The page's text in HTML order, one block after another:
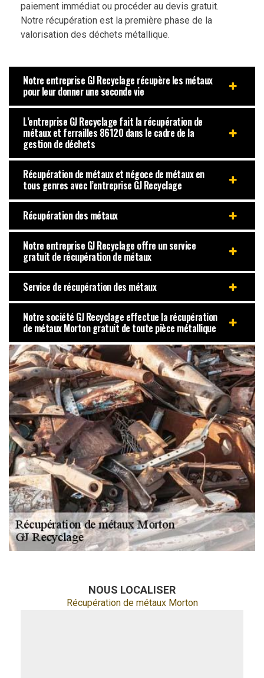
paiement immédiat ou procéder au devis gratuit.
Notre récupération est la première phase de la
valorisation des déchets métallique.
Notre entreprise GJ Recyclage récupère les métaux
pour leur donner une seconde vie
L’entreprise GJ Recyclage fait la récupération de
métaux et ferrailles 86120 dans le cadre de la
gestion de déchets
Récupération de métaux et négoce de métaux en
tous genres avec l’entreprise GJ Recyclage
Récupération des métaux
Notre entreprise GJ Recyclage offre un service
gratuit de récupération de métaux
Service de récupération des métaux
Notre société GJ Recyclage effectue la récupération
de métaux Morton gratuit de toute pièce métallique
NOUS LOCALISER
Récupération de métaux Morton